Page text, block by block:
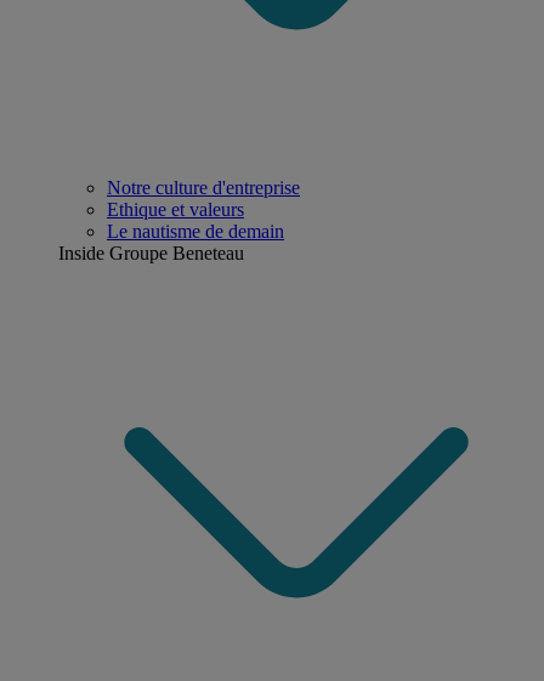
Notre culture d'entreprise
Ethique et valeurs
Le nautisme de demain
Inside Groupe Beneteau